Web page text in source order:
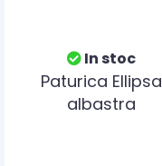
In stoc
Paturica Ellipsa
albastra